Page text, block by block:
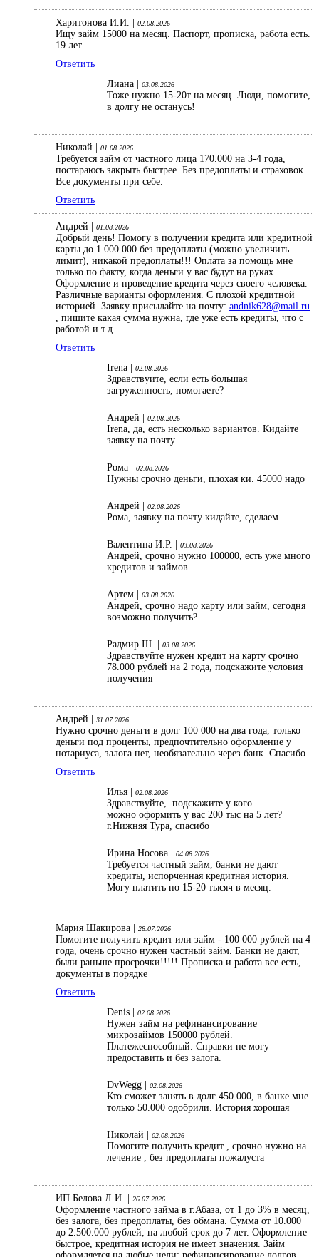
Харитонова И.И. | 02.08.2026
Ищу займ 15000 на месяц. Паспорт, прописка, работа есть.
19 лет
Ответить
Лиана |
03.08.2026
Тоже нужно 15-20т на месяц. Люди, помогите,
в долгу не останусь!
Николай | 01.08.2026
Требуется займ от частного лица 170.000 на 3-4 года,
постараюсь закрыть быстрее. Без предоплаты и страховок.
Все документы при себе.
Ответить
Андрей | 01.08.2026
Добрый день! Помогу в получении кредита или кредитной
карты до 1.000.000 без предоплаты (можно увеличить
лимит), никакой предоплаты!!! Оплата за помощь мне
только по факту, когда деньги у вас будут на руках.
Оформление и проведение кредита через своего человека.
Различные варианты оформления. С плохой кредитной
историей. Заявку присылайте на почту: andnik628@mail.ru
, пишите какая сумма нужна, где уже есть кредиты, что с
работой и т.д.
Ответить
Irena |
02.08.2026
Здравствуите, если есть большая
загруженность, помогаете?
Андрей | 02.08.2026
Irena, да, есть несколько вариантов. Кидайте
заявку на почту.
Рома | 02.08.2026
Нужны срочно деньги, плохая ки. 45000 надо
Андрей | 02.08.2026
Рома, заявку на почту кидайте, сделаем
Валентина И.Р. | 03.08.2026
Андрей, срочно нужно 100000, есть уже много
кредитов и займов.
Артем | 03.08.2026
Андрей, срочно надо карту или займ, сегодня
возможно получить?
Радмир Ш. | 03.08.2026
Здравствуйте нужен кредит на карту срочно
78.000 рублей на 2 года, подскажите условия
получения
Андрей | 31.07.2026
Нужно срочно деньги в долг 100 000 на два года, только
деньги под проценты, предпочтительно оформление у
нотариуса, залога нет, необязательно через банк. Спасибо
Ответить
Илья |
02.08.2026
Здравствуйте, подскажите у кого
можно оформить у вас 200 тыс на 5 лет?
г.Нижняя Тура, спасибо
Ирина Носова | 04.08.2026
Требуется частный займ, банки не дают
кредиты, испорченная кредитная история.
Могу платить по 15-20 тысяч в месяц.
Мария Шакирова | 28.07.2026
Помогите получить кредит или займ - 100 000 рублей на 4
года, очень срочно нужен частный займ. Банки не дают,
были раньше просрочки!!!!! Прописка и работа все есть,
документы в порядке
Ответить
Denis |
02.08.2026
Нужен займ на рефинансирование
микрозаймов 150000 рублей.
Платежеспособный. Справки не могу
предоставить и без залога.
DvWegg | 02.08.2026
Кто сможет занять в долг 450.000, в банке мне
только 50.000 одобрили. История хорошая
Николай | 02.08.2026
Помогите получить кредит , срочно нужно на
лечение , без предоплаты пожалуста
ИП Белова Л.И. | 26.07.2026
Оформление частного займа в г.Абаза, от 1 до 3% в месяц,
без залога, без предоплаты, без обмана. Сумма от 10.000
до 2.500.000 рублей, на любой срок до 7 лет. Оформление
быстрое, кредитная история не имеет значения. Займ